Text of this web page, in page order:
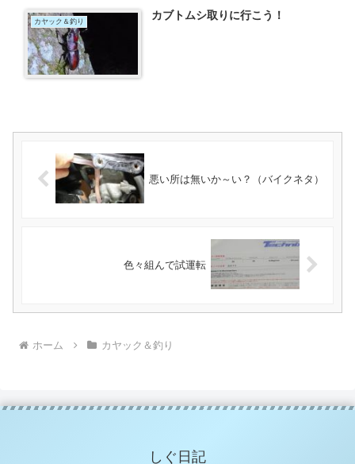
カヤック＆釣り カブトムシ取りに行こう！
悪い所は無いか～い？（バイクネタ）
色々組んで試運転
ホーム カヤック＆釣り
しぐ日記